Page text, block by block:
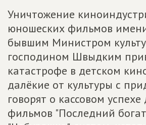
Уничтожение
юношеских фильмов
бывшим Министром
господином Швыдким
катастрофе в детском
далёкие от культуры с
говорят о кассовом успехе
фильмов "Последний